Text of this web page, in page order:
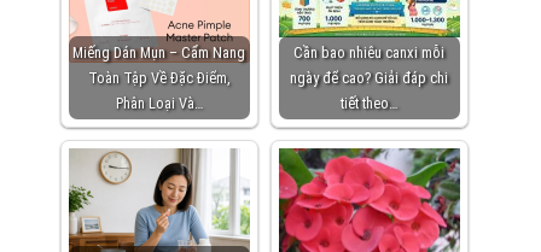
Miếng Dán Mụn – Cẩm Nang
Toàn Tập Về Đặc Điểm,
Phân Loại Và…
Cần bao nhiêu canxi mỗi
ngày để cao? Giải đáp chi
tiết theo…